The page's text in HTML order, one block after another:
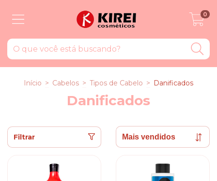
0
Início > Cabelos > Tipos de Cabelo > Danificados
Danificados
Filtrar